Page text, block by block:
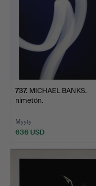
737. MICHAEL BANKS.
nimetön.
Myyty
636 USD